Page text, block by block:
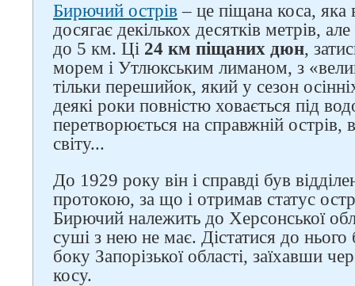
Бирючий острів – це піщана коса, яка
досягає декількох десятків метрів,
до 5 км. Ці 24 км піщаних дюн,
морем і Утлюкським лиманом, з
тільки перешийок, який у сезон
деякі роки повністю ховається під
перетворюється на справжній острів,
світу...
До 1929 року він і справді був
протокою, за що і отримав статус
Бирючий належить до Херсонської
суші з нею не має. Дістатися до
боку Запорізької області, заїхавши
косу.